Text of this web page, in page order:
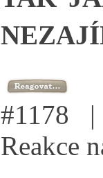
#1178
Reakce